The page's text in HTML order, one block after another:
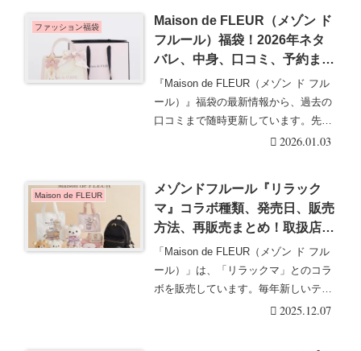
ファッション福袋
Maison de FLEUR（メゾン ド
フルール）福袋！2026年ネタ
バレ、中身、口コミ、予約まと
め！With Happiness Set！オ
ンライン先行！初売りでは店頭
も！
『Maison de FLEUR（メゾン ド フル
ール）』福袋の最新情報から、過去の
口コミまで随時更新しています。先行
2026.01.03
Maison de FLEUR
メゾンドフルール『リラック
マ』コラボ種類、発売日、販売
方法、再販売まとめ！取扱店は
どこ？第6弾が2025/12/6より新
発売！
「Maison de FLEUR（メゾン ド フル
ール）」は、「リラックマ」とのコラ
ボを販売しています。毎年新しいテー
2025.12.07